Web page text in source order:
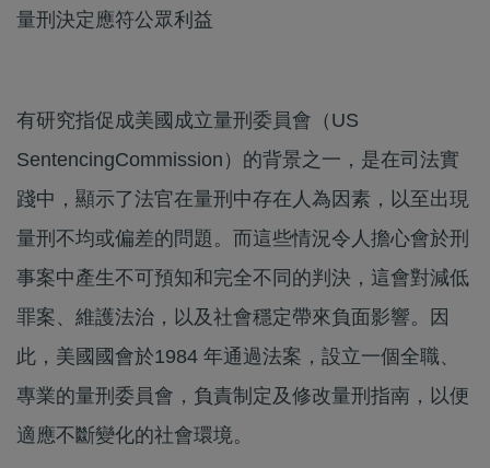
量刑決定應符公眾利益
有研究指促成美國成立量刑委員會（US
SentencingCommission）的背景之一，是在司法實
踐中，顯示了法官在量刑中存在人為因素，以至出現
量刑不均或偏差的問題。而這些情況令人擔心會於刑
事案中產生不可預知和完全不同的判決，這會對減低
罪案、維護法治，以及社會穩定帶來負面影響。因
此，美國國會於1984 年通過法案，設立一個全職、
專業的量刑委員會，負責制定及修改量刑指南，以便
適應不斷變化的社會環境。